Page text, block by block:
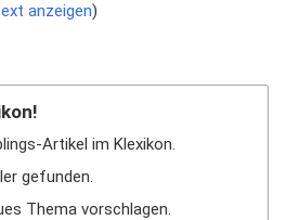
anzeigen)
Artikel im Klexikon.
gefunden.
Thema vorschlagen.